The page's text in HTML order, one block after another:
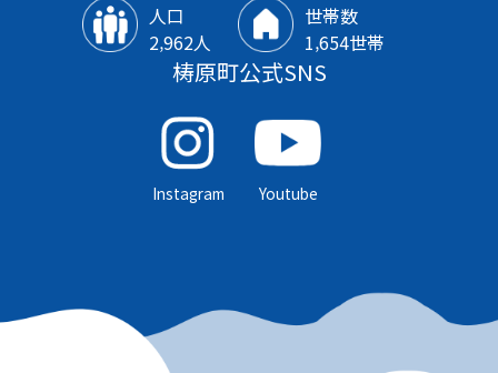
人口
2‚962人
世帯数
1‚654世帯
梼原町公式SNS
Instagram Youtube